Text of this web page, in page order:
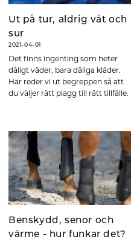
Ut på tur, aldrig våt och
sur
2021-04-01
Det finns ingenting som heter
dåligt väder, bara dåliga kläder.
Här reder vi ut begreppen så att
du väljer rätt plagg till rätt tillfälle.
Benskydd, senor och
värme - hur funkar det?